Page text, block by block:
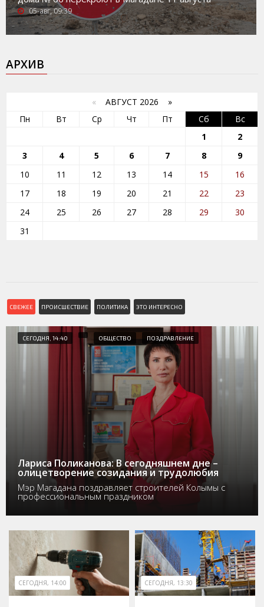
05-авг, 09:39
АРХИВ
« АВГУСТ 2026 »
Пн
Вт Ср Чт Пт Сб
Вс
1
2
3
4 5 6 7 8
9
10
11 12 13 14 15
16
17
18 19 20 21 22
23
24
25 26 27 28 29
30
31
СВЕЖЕЕ ПРОИСШЕСТВИЕ ПОЛИТИКА ЭТО ИНТЕРЕСНО
СЕГОДНЯ, 14:40 ОБЩЕСТВО ПОЗДРАВЛЕНИЕ
Лариса Поликанова: В сегодняшнем дне –
олицетворение созидания и трудолюбия
Мэр Магадана поздравляет строителей Колымы с
профессиональным праздником
СЕГОДНЯ, 14:00 СЕГОДНЯ, 13:30